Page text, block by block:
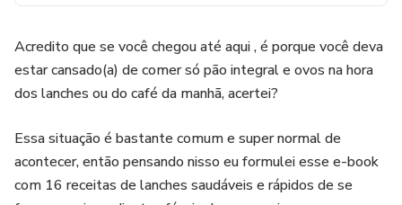
Acredito que se você chegou até aqui , é porque você deva
estar cansado(a) de comer só pão integral e ovos na hora
dos lanches ou do café da manhã, acertei?
Essa situação é bastante comum e super normal de
acontecer, então pensando nisso eu formulei esse e-book
com 16 receitas de lanches saudáveis e rápidos de se